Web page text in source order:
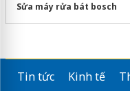
Sửa máy rửa bát bosch
Tin tức Kinh tế